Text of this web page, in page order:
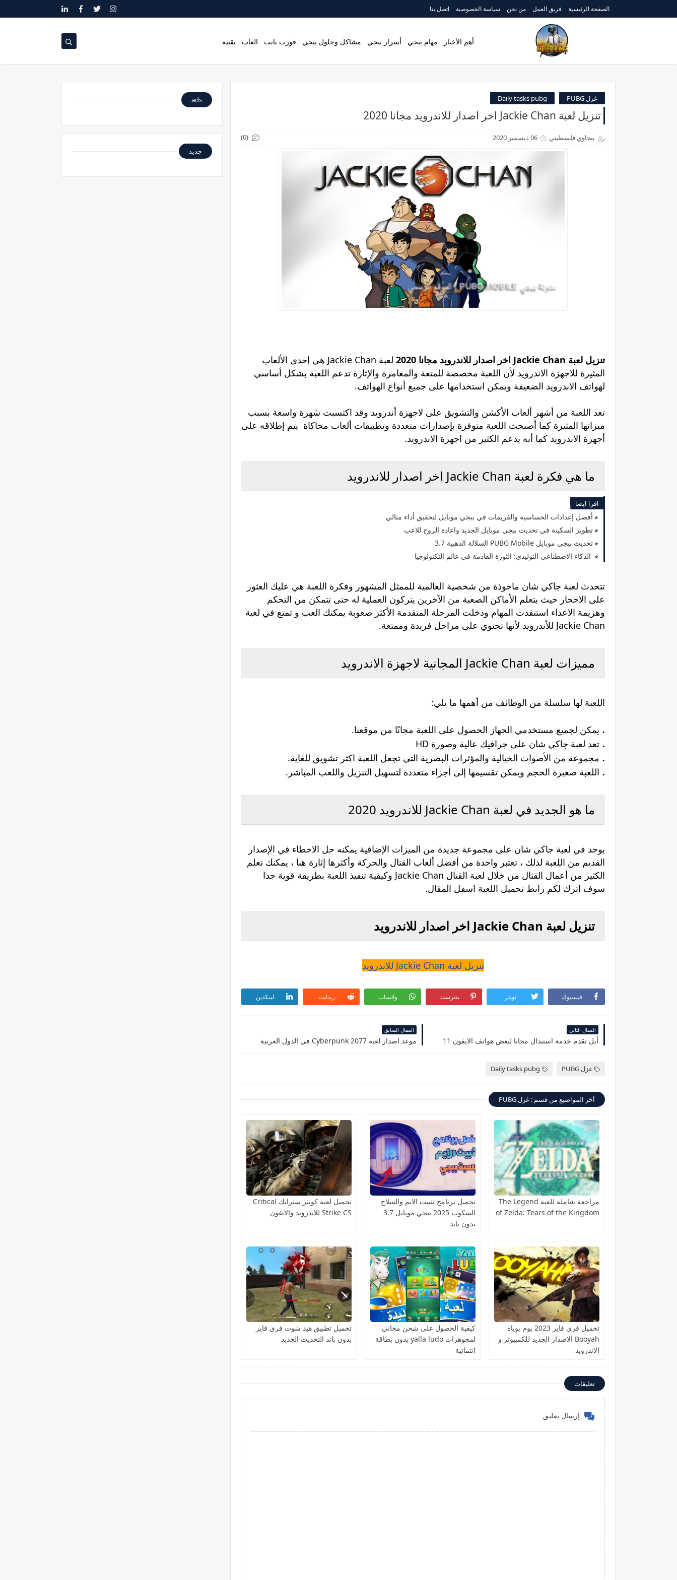
الصفحة الرئيسية فريق العمل من نحن سياسة الخصوصية اتصل بنا
أهم الأخبار مهام ببجي أسرار ببجي مشاكل وحلول ببجي فورت نايت العاب تقنية
غزل PUBG Daily tasks pubg
تنزيل لعبة Jackie Chan اخر اصدار للاندرويد مجانا 2020
ببجاوي فلسطيني 06 ديسمبر 2020 (0)
تنزيل لعبة Jackie Chan اخر اصدار للاندرويد مجانا 2020
لعبة Jackie Chan هي إحدى الألعاب
المثيرة للاجهزة الاندرويد لأن اللعبة مخصصة للمتعة والمغامرة والإثارة تدعم اللعبة بشكل أساسي
لهواتف الاندرويد الضعيفة ويمكن استخدامها على جميع أنواع الهواتف.
تعد اللعبة من أشهر ألعاب الأكشن والتشويق على لاجهزة أندرويد وقد اكتسبت شهرة واسعة بسبب
ميزاتها المثيرة كما أصبحت اللعبة متوفرة بإصدارات متعددة وتطبيقات ألعاب محاكاة يتم إطلاقه على
أجهزة الاندرويد كما أنه يدعم الكثير من اجهزة الاندرويد.
ما هي فكرة لعبة Jackie Chan اخر اصدار للاندرويد
اقرا ايضا
أفضل إعدادات الحساسية والفريمات في ببجي موبايل لتحقيق أداء مثالي
تطوير السكينة في تحديث ببجي موبايل الجديد واعادة الروح للاعب
تحديث ببجي موبايل PUBG Mobile السلالة الذهبية 3.7
الذكاء الاصطناعي التوليدي: الثورة القادمة في عالم التكنولوجيا
تتحدث لعبة جاكي شان ماخوذة من شخصية العالمية للممثل المشهور وفكرة اللعبة هي عليك العثور
على الاحجار حيث يتعلم الأماكن الصعبة من الآخرين يتركون العملية له حتى تتمكن من التحكم
وهزيمة الاعداء استنفدت المهام ودخلت المرحلة المتقدمة الأكثر صعوبة يمكنك العب و تمتع في لعبة
Jackie Chan للأندرويد لأنها تحتوي على مراحل فريدة وممتعة.
مميزات لعبة Jackie Chan المجانية لاجهزة الاندرويد
اللعبة لها سلسلة من الوظائف من أهمها ما يلي:
. يمكن لجميع مستخدمي الجهاز الحصول على اللعبة مجانًا من موقعنا.
. تعد لعبة جاكي شان على جرافيك عالية وصورة HD
. مجموعة من الأصوات الخيالية والمؤثرات البصرية التي تجعل اللعبة اكثر تشويق للغاية.
. اللعبة صغيرة الحجم ويمكن تقسيمها إلى أجزاء متعددة لتسهيل التنزيل واللعب المباشر.
ما هو الجديد في لعبة Jackie Chan للاندرويد 2020
يوجد في لعبة جاكي شان على مجموعة جديدة من الميزات الإضافية يمكنه حل الاخطاء في الإصدار
القديم من اللعبة لذلك ، تعتبر واحدة من أفضل ألعاب القتال والحركة وأكثرها إثارة هنا ، يمكنك تعلم
الكثير من أعمال القتال من خلال لعبة القتال Jackie Chan وكيفية تنفيذ اللعبة بطريقة قوية جدا
سوف اترك لكم رابط تحميل اللعبة اسفل المقال.
تنزيل لعبة Jackie Chan اخر اصدار للاندرويد
تنزيل لعبة Jackie Chan للاندرويد
فيسبوك تويتر بنترست واتساب ريدايت لينكدين
المقال التالي
أبل تقدم خدمة استبدال مجانا لبعض هواتف الايفون 11
المقال السابق
موعد اصدار لعبة Cyberpunk 2077 في الدول العربية
غزل PUBG Daily tasks pubg
أخر المواضيع من قسم : غزل PUBG
مراجعة شاملة للعبة The Legend
of Zelda: Tears of the Kingdom
تحميل برنامج تثبيت الايم والسلاح
السكوب 2025 ببجي موبايل 3.7
بدون باند
تحميل لعبة كونتر سترايك Critical
Strike CS للاندرويد والايفون
تحميل فري فاير 2023 يوم بوياه
Booyah الاصدار الجديد للكمبيوتر و
الاندرويد
كيفية الحصول على شحن مجاني
لمجوهرات yalla ludo بدون بطاقة
ائتمانية
تحميل تطبيق هيد شوت فري فاير
بدون باند التحديث الجديد
تعليقات
إرسال تعليق
ads
جديد